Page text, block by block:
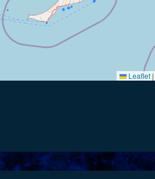
Leaflet |